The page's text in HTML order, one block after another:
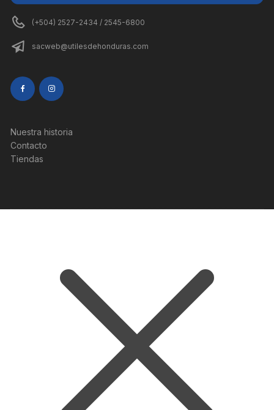
(+504) 2527-2434 / 2545-6800
sacweb@utilesdehonduras.com
Nuestra historia
Contacto
Tiendas